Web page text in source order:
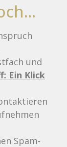
und
Ein Klick
Spam-